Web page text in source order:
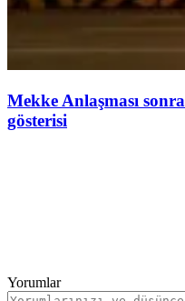
Mekke Anlaşması
gösterisi
Yorumlar